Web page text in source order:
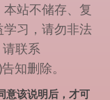
站不储存、复
习，请勿非法
联系
知删除。
意该说明后，才可